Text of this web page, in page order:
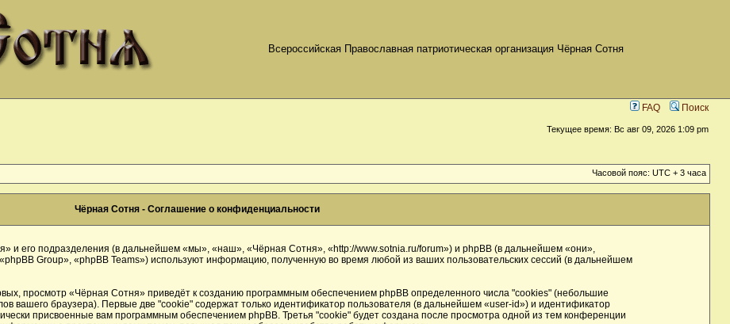
Всероссийская Православная патриотическая организация Чёрная Сотня
FAQ Поиск
Текущее время: Вс авг 09, 2026 1:09 pm
Часовой пояс: UTC + 3 часа
Чёрная Сотня - Соглашение о конфиденциальности
и его подразделения (в дальнейшем «мы», «наш», «Чёрная Сотня», «http://www.sotnia.ru/forum») и phpBB (в дальнейшем «они»,
Group», «phpBB Teams») используют информацию, полученную во время любой из ваших пользовательских сессий (в дальнейшем
просмотр «Чёрная Сотня» приведёт к созданию программным обеспечением phpBB определенного числа "cookies" (небольшие
вашего браузера). Первые две "cookie" содержат только идентификатор пользователя (в дальнейшем «user-id») и идентификатор
присвоенные вам программным обеспечением phpBB. Третья "cookie" будет создана после просмотра одной из тем конференции